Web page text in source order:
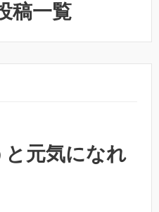
稿一覧
と元気になれ